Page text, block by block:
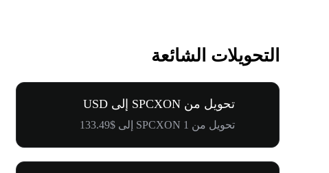
التحويلات الشائعة
تحويل من SPCXON إلى USD
تحويل من 1 SPCXON إلى $133.49